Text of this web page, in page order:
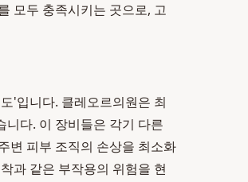
모두 충족시키는 곳으로, 고
'입니다. 클레오르의원은 최
다. 이 장비들은 각기 다른
변 피부 조직의 손상을 최소화
과 같은 부작용의 위험을 현